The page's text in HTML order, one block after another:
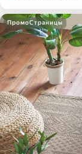
ПромоСтраницы